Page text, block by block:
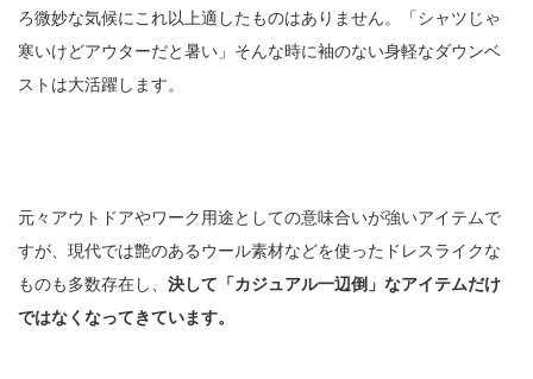
ろ微妙な気候にこれ以上適したものはありません。「シャツじゃ
寒いけどアウターだと暑い」そんな時に袖のない身軽なダウンベ
ストは大活躍します。
元々アウトドアやワーク用途としての意味合いが強いアイテムで
すが、現代では艶のあるウール素材などを使ったドレスライクな
ものも多数存在し、 決して「カジュアル一辺倒」なアイテムだけ
ではなくなってきています。